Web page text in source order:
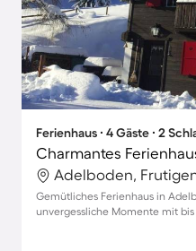
Ferienhaus ∙ 4 Gäste ∙ 2
Adelboden,
Gemütliches Ferienhaus in
unvergessliche Momente mit